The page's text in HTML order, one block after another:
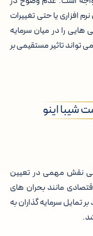
افزاری یا حتی تغییرات
را در میان سرمایه
تواند تاثیر مستقیمی بر
شیبا اینو
نقش مهمی در تعیین
مانند بحران های
تمایل سرمایه گذاران به